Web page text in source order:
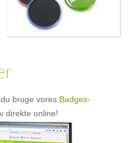
bruge vores Badges-
direkte online!